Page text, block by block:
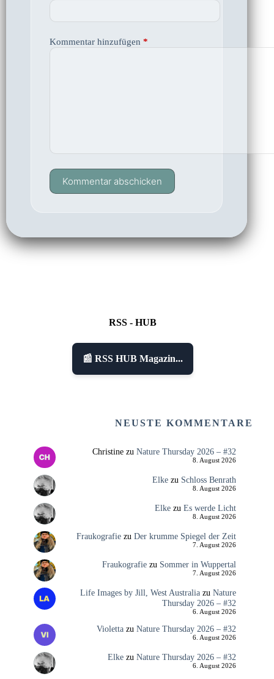
Kommentar hinzufügen *
Kommentar abschicken
RSS - HUB
📰 RSS HUB Magazin...
NEUSTE KOMMENTARE
Christinezu Nature Thursday 2026 – #32
8. August 2026
Elkezu Schloss Benrath
8. August 2026
Elkezu Es werde Licht
8. August 2026
Fraukografiezu Der krumme Spiegel der Zeit
7. August 2026
Fraukografiezu Sommer in Wuppertal
7. August 2026
Life Images by Jill, West Australiazu Nature
Thursday 2026 – #32
6. August 2026
Violettazu Nature Thursday 2026 – #32
6. August 2026
Elkezu Nature Thursday 2026 – #32
6. August 2026